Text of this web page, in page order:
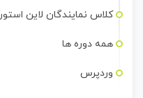
کلاس نمایندگان لاین استور
همه دوره ها
وردپرس